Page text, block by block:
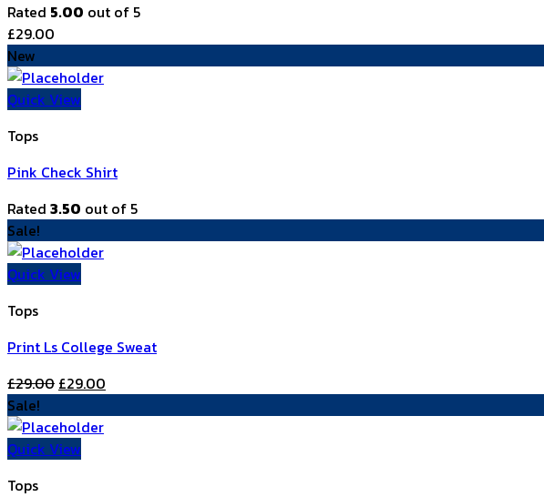
Rated 5.00 out of 5
£29.00
New
Quick View
Tops
Pink Check Shirt
Rated 3.50 out of 5
Sale!
Quick View
Tops
Print Ls College Sweat
£29.00 £29.00
Sale!
Quick View
Tops